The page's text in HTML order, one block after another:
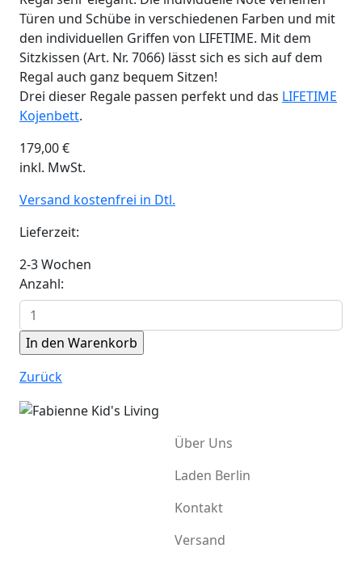
Türen und Schübe in verschiedenen Farben und mit
den individuellen Griffen von LIFETIME. Mit dem
Sitzkissen (Art. Nr. 7066) lässt sich es sich auf dem
Regal auch ganz bequem Sitzen!
Drei dieser Regale passen perfekt und das LIFETIME
Kojenbett.
179,00€
inkl. MwSt.
Versand kostenfrei in Dtl.
Lieferzeit:
2-3 Wochen
Anzahl:
Zurück
Über Uns
Laden Berlin
Kontakt
Versand